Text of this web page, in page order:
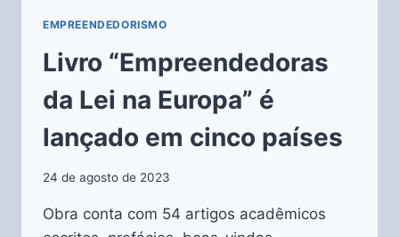
EMPREENDEDORISMO
Livro “Empreendedoras
da Lei na Europa” é
lançado em cinco países
24 de agosto de 2023
Obra conta com 54 artigos acadêmicos